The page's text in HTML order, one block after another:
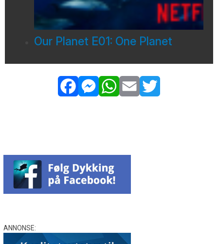
Our Planet E01: One Planet
ANNONSE: